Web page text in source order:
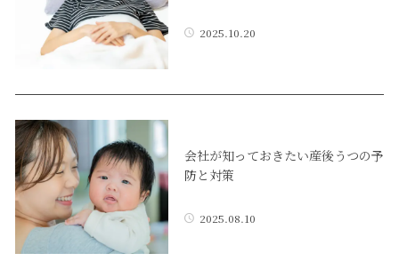
2025.10.20
会社が知っておきたい産後うつの予
防と対策
2025.08.10